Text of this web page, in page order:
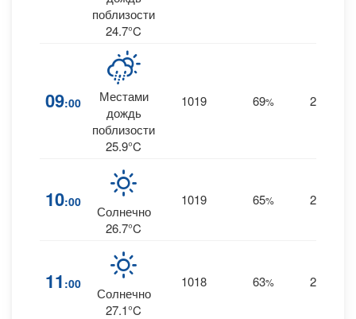
поблизости
24.7°C
09:00
Местами
дождь
поблизости
25.9°C
1019 69% 24
10:00
Солнечно
26.7°C
1019 65% 25
11 :00
Солнечно
27.1°C
1018 63% 25